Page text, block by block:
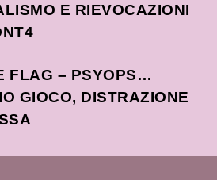
E RIEVOCAZIONI
FLAG – PSYOPS…
GIOCO, DISTRAZIONE